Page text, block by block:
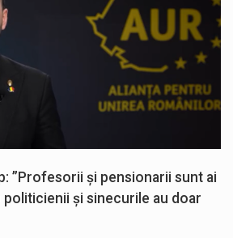
”Profesorii și pensionarii sunt ai
politicienii și sinecurile au doar